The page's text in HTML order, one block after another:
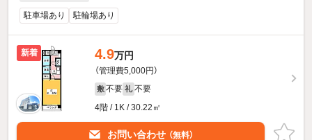
駐車場あり 駐輪場あり
新着 4.9万円
（管理費5,000円）
敷 不要 礼 不要
4階 / 1K / 30.22㎡
お問い合わせ （無料）